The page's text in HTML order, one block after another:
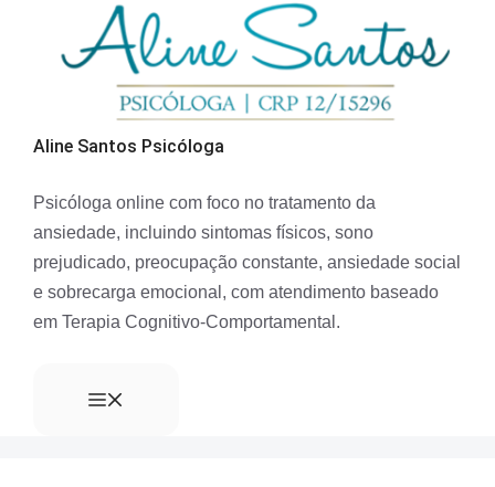
Aline Santos Psicóloga
Psicóloga online com foco no tratamento da
ansiedade, incluindo sintomas físicos, sono
prejudicado, preocupação constante, ansiedade social
e sobrecarga emocional, com atendimento baseado
em Terapia Cognitivo-Comportamental.